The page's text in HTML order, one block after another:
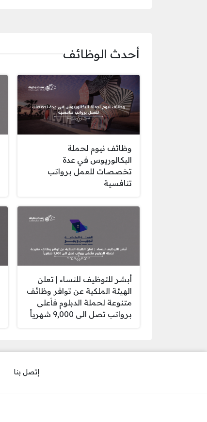
أحدث الوظائف
وظائف نيوم لحملة
البكالوريوس في عدة
تخصصات للعمل برواتب
تنافسية
أبشر للتوظيف للنساء | تعلن
الهيئة الملكية عن توافر وظائف
متنوعة لحملة الدبلوم فأعلى
برواتب تصل الى 9,000 شهرياً
إتصل بنا